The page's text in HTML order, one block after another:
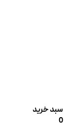
سبد خرید
0